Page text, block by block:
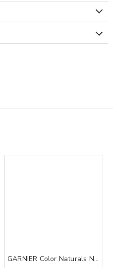
GARNIER Color Naturals N8 farba za kous Nude Mediom Blonde